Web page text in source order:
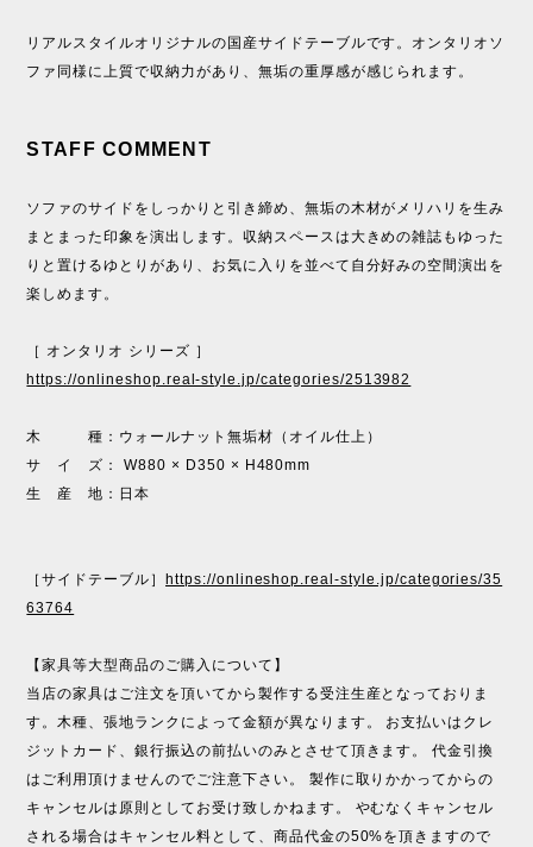
リアルスタイルオリジナルの国産サイドテーブルです。オンタリオソ
ファ同様に上質で収納力があり、無垢の重厚感が感じられます。
STAFF COMMENT
ソファのサイドをしっかりと引き締め、無垢の木材がメリハリを生み
まとまった印象を演出します。収納スペースは大きめの雑誌もゆった
りと置けるゆとりがあり、お気に入りを並べて自分好みの空間演出を
楽しめます。
［ オンタリオ シリーズ ］
https://onlineshop.real-style.jp/categories/2513982
木 種：ウォールナット無垢材（オイル仕上）
サ イ ズ： W880 × D350 × H480mm
生 産 地：日本
［サイドテーブル］
https://onlineshop.real-style.jp/categories/35
63764
【家具等大型商品のご購入について】
当店の家具はご注文を頂いてから製作する受注生産となっておりま
す。木種、張地ランクによって金額が異なります。 お支払いはクレ
ジットカード、銀行振込の前払いのみとさせて頂きます。 代金引換
はご利用頂けませんのでご注意下さい。 製作に取りかかってからの
キャンセルは原則としてお受け致しかねます。 やむなくキャンセル
される場合はキャンセル料として、商品代金の50%を頂きますので